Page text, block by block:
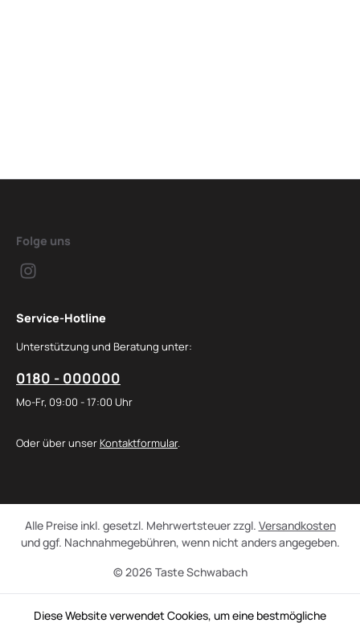
Folge uns
Service-Hotline
Unterstützung und Beratung unter:
0180 - 000000
Mo-Fr, 09:00 - 17:00 Uhr
Oder über unser Kontaktformular.
© 2026 Taste Schwabach
Alle Preise inkl. gesetzl. Mehrwertsteuer zzgl. Versandkosten
und ggf. Nachnahmegebühren, wenn nicht anders angegeben.
Diese Website verwendet Cookies, um eine bestmögliche